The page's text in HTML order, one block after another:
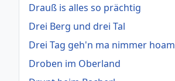
Drauß is alles so prächtig
Drei Berg und drei Tal
Drei Tag geh'n ma nimmer hoam
Droben im Oberland